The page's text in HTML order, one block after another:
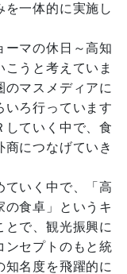
を一体的に実施し
マの休日～高知
うと考えていま
マスメディアに
いろ行っています
していく中で、食
につなげていき
いく中で、「高
食卓」というキ
とで、観光振興に
ンセプトのもと統
名度を飛躍的に